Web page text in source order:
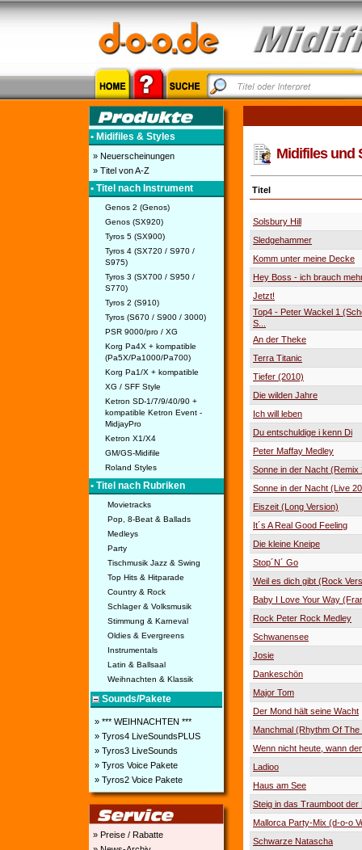
• Midifiles & Styles
» Neuerscheinungen
» Titel von A-Z
• Titel nach Instrument
Genos 2 (Genos)
Genos (SX920)
Tyros 5 (SX900)
Tyros 4 (SX720 / S970 /
S975)
Tyros 3 (SX700 / S950 /
S770)
Tyros 2 (S910)
Tyros (S670 / S900 / 3000)
PSR 9000/pro / XG
Korg Pa4X + kompatible
(Pa5X/Pa1000/Pa700)
Korg Pa1/X + kompatible
XG / SFF Style
Ketron SD-1/7/9/40/90 +
kompatible Ketron Event -
MidjayPro
Ketron X1/X4
GM/GS-Midifile
Roland Styles
• Titel nach Rubriken
Movietracks
Pop, 8-Beat & Ballads
Medleys
Party
Tischmusik Jazz & Swing
Top Hits & Hitparade
Country & Rock
Schlager & Volksmusik
Stimmung & Karneval
Oldies & Evergreens
Instrumentals
Latin & Ballsaal
Weihnachten & Klassik
Sounds/Pakete
» *** WEIHNACHTEN ***
» Tyros4 LiveSoundsPLUS
» Tyros3 LiveSounds
» Tyros Voice Pakete
» Tyros2 Voice Pakete
» Preise / Rabatte
Midifiles und
Titel
Solsbury Hill
Sledgehammer
Komm unter meine Decke
Hey Boss - ich brauch
Jetzt!
Top4 - Peter Wackel 1
S...
An der Theke
Terra Titanic
Tiefer (2010)
Die wilden Jahre
Ich will leben
Du entschuldige i kenn Di
Peter Maffay Medley
Sonne in der Nacht (Remix
Sonne in der Nacht (Live
Eiszeit (Long Version)
It´s A Real Good Feeling
Die kleine Kneipe
Stop´N´ Go
Weil es dich gibt (Rock
Baby I Love Your Way
Rock Peter Rock Medley
Schwanensee
Josie
Dankeschön
Major Tom
Der Mond hält seine Wacht
Manchmal (Rhythm Of The
Wenn nicht heute, wann
Ladioo
Haus am See
Steig in das Traumboot der
Mallorca Party-Mix (d-o-o
Schwarze Natascha